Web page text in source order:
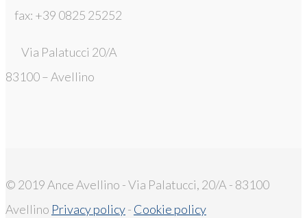
fax: +39 0825 25252
Via Palatucci 20/A
83100 – Avellino
© 2019 Ance Avellino - Via Palatucci, 20/A - 83100
Avellino Privacy policy- Cookie policy